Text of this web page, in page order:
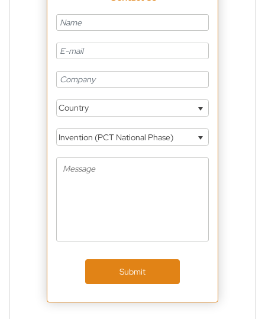
Country
Invention (PCT National Phase)
Submit